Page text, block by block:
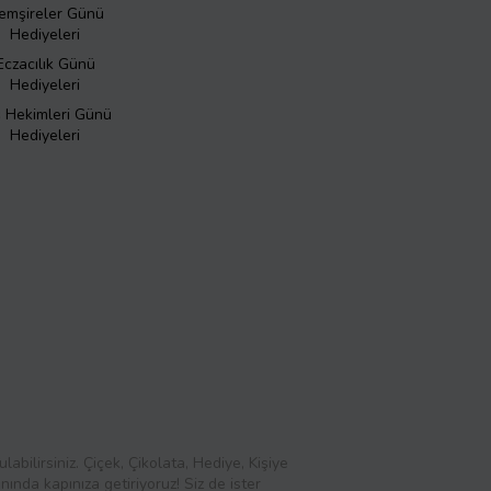
Günü
Hediyeleri
Günü
Hediyeleri
Hekimleri Günü
Hediyeleri
Çiçek, Çikolata, Hediye, Kişiye
kapınıza getiriyoruz! Siz de ister